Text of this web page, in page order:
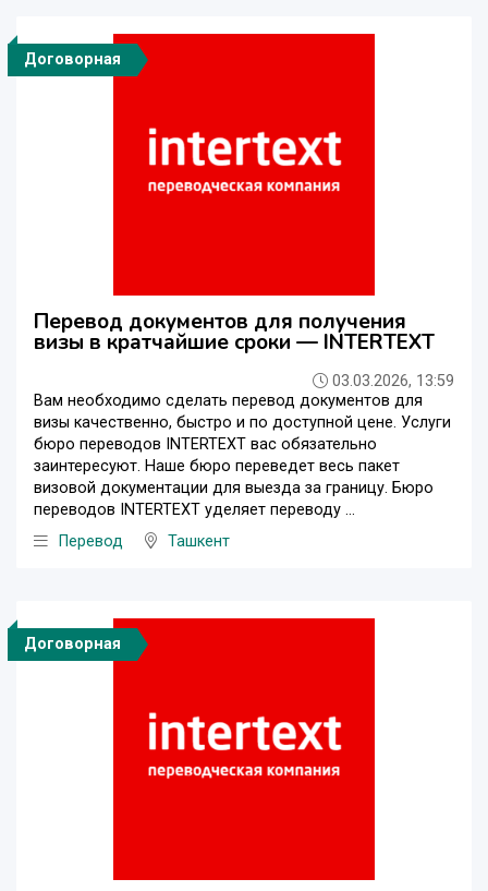
Договорная
Перевод документов для получения
визы в кратчайшие сроки — INTERTEXT
03.03.2026, 13:59
Вам необходимо сделать перевод документов для
визы качественно, быстро и по доступной цене. Услуги
бюро переводов INTERTEXT вас обязательно
заинтересуют. Наше бюро переведет весь пакет
визовой документации для выезда за границу. Бюро
переводов INTERTEXT уделяет переводу ...
Перевод
Ташкент
Договорная